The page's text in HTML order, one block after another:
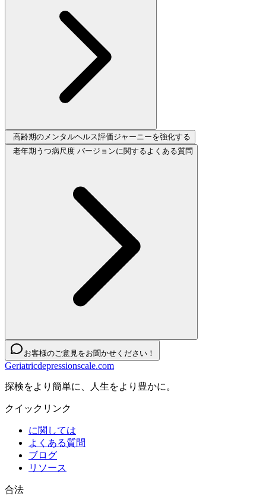
高齢期のメンタルヘルス評価ジャーニーを強化する
老年期うつ病尺度 バージョンに関するよくある質問
お客様のご意見をお聞かせください！
Geriatricdepressionscale.com
探検をより簡単に、人生をより豊かに。
クイックリンク
に関しては
よくある質問
ブログ
リソース
合法